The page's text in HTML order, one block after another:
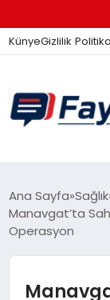
KünyeGizlilik
GÜNDEM
Ana Sayfa Sağlık
Manavgat’ta
Operasyon